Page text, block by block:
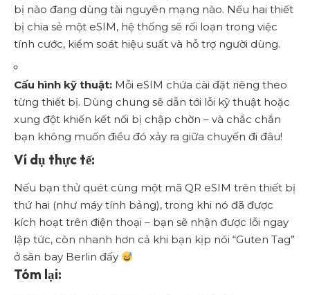
bị nào đang dùng tài nguyên mạng nào. Nếu hai thiết
bị chia sẻ một eSIM, hệ thống sẽ rối loạn trong việc
tính cước, kiểm soát hiệu suất và hỗ trợ người dùng.
Cấu hình kỹ thuật: Mỗi eSIM chứa cài đặt riêng theo
từng thiết bị. Dùng chung sẽ dẫn tới lỗi kỹ thuật hoặc
xung đột khiến kết nối bị chập chờn – và chắc chắn
bạn không muốn điều đó xảy ra giữa chuyến đi đâu!
Ví dụ thực tế:
Nếu bạn thử quét cùng một mã QR eSIM trên thiết bị
thứ hai (như máy tính bảng), trong khi nó đã được
kích hoạt trên điện thoại – bạn sẽ nhận được lỗi ngay
lập tức, còn nhanh hơn cả khi bạn kịp nói “Guten Tag”
ở sân bay Berlin đấy
Tóm lại: